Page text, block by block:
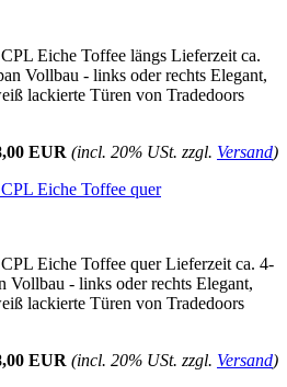
Eiche Toffee längs Lieferzeit ca.
Vollbau - links oder rechts Elegant,
lackierte Türen von Tradedoors
EUR (incl. 20% USt. zzgl. Versand)
Eiche Toffee quer
Eiche Toffee quer Lieferzeit ca. 4-
Vollbau - links oder rechts Elegant,
lackierte Türen von Tradedoors
EUR (incl. 20% USt. zzgl. Versand)